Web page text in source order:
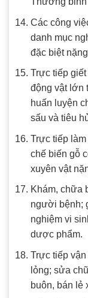
Các công
danh mục
đặc biệt
Trực tiếp
động vật lớn
huấn luyện
sấu và tiêu
Trực tiếp
chế biến gỗ
xuyên vật
Khám, chữa
người bệnh;
nghiệm vi
dược phẩm.
Trực tiếp
lỏng; sửa
buôn, bán lẻ